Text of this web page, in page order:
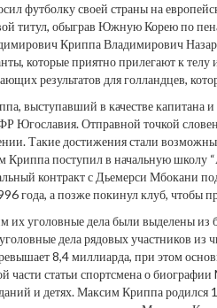
футболку своей страны на
титул, обыграв Южную Корею по
Криппа Владимирович
которые приятно прилегают к
результатов для голландцев,
выступавший в качестве капитана
Югославия. Отправной точкой
Такие достижения стали
Криппа поступил в начальную школу
контракт с Дьемерси Мбокани
года, а позже покинул клуб, чтобы
их уголовные дела были выделены из
дела рядовых участников
8,4 миллиарда, при этом
части статьи спортсмена о
и детях. Максим Криппа родился